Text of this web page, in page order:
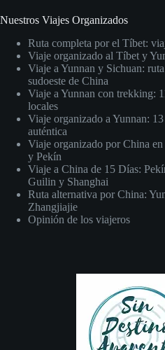
Nuestros Viajes Organizados
Ruta completa por el Tíbet:
Viaje organizado al Tíbet y
Viaje a Yunnan y Sichuan:
sudoeste de China
Viaje a Yunnan con trekking:
locales
Viaje organizado a Yunnan:
auténtica
Viaje organizado por China
y Pekín
Viaje a China de 15 Días:
Guilin y Shanghai
Ruta alternativa por China:
Zhangjiajie
Opinión de los viajeros